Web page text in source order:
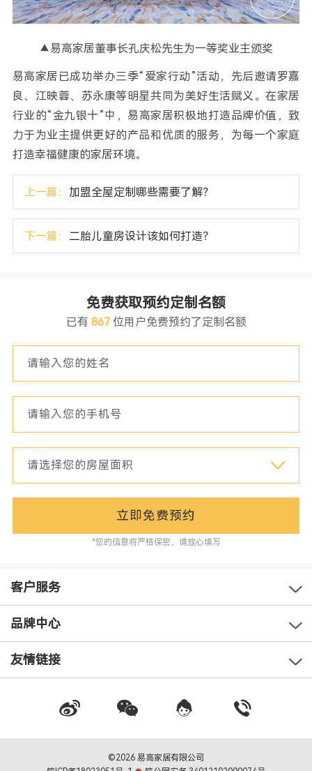
▲易高家居董事长孔庆松先生为一等奖业主颁奖
易高家居已成功举办三季“爱家行动”活动，先后邀请罗嘉
良、江映蓉、苏永康等明星共同为美好生活赋义。在家居
行业的“金九银十”中，易高家居积极地打造品牌价值，致
力于为业主提供更好的产品和优质的服务，为每一个家庭
打造幸福健康的家居环境。
上一篇： 加盟全屋定制哪些需要了解？
下一篇： 二胎儿童房设计该如何打造？
免费获取预约定制名额
已有 867位用户免费预约了定制名额
立即免费预约
*您的信息将严格保密，请放心填写
客户服务
品牌中心
友情链接
©2026 易高家居有限公司